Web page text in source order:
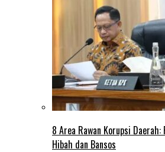
8 Area Rawan Korupsi
Hibah dan Bansos